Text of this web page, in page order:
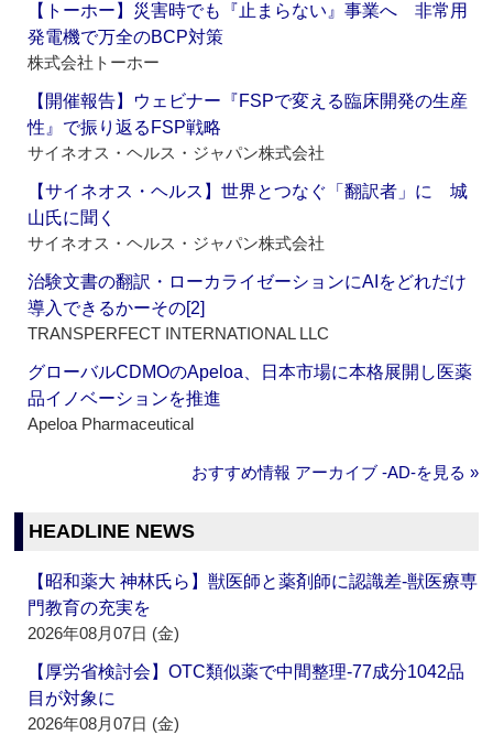
【トーホー】災害時でも『止まらない』事業へ 非常用
発電機で万全のBCP対策
株式会社トーホー
【開催報告】ウェビナー『FSPで変える臨床開発の生産
性』で振り返るFSP戦略
サイネオス・ヘルス・ジャパン株式会社
【サイネオス・ヘルス】世界とつなぐ「翻訳者」に 城
山氏に聞く
サイネオス・ヘルス・ジャパン株式会社
治験文書の翻訳・ローカライゼーションにAIをどれだけ
導入できるかーその[2]
TRANSPERFECT INTERNATIONAL LLC
グローバルCDMOのApeloa、日本市場に本格展開し医薬
品イノベーションを推進
Apeloa Pharmaceutical
おすすめ情報 アーカイブ ‐AD‐を見る »
HEADLINE NEWS
【昭和薬大 神林氏ら】獣医師と薬剤師に認識差‐獣医療専
門教育の充実を
2026年08月07日 (金)
【厚労省検討会】OTC類似薬で中間整理‐77成分1042品
目が対象に
2026年08月07日 (金)